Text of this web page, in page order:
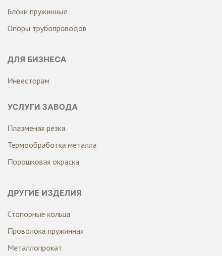
Блоки пружинные
Опоры трубопроводов
ДЛЯ БИЗНЕСА
Инвесторам
УСЛУГИ ЗАВОДА
Плазменая резка
Термообработка металла
Порошковая окраска
ДРУГИЕ ИЗДЕЛИЯ
Стопорные кольца
Проволока пружинная
Металлопрокат